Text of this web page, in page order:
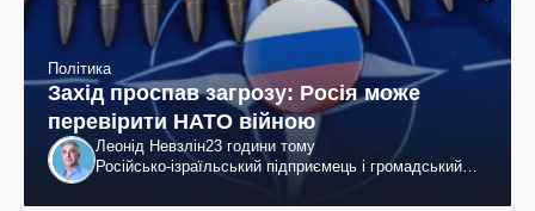
Політика
Захід проспав загрозу: Росія може
перевірити НАТО війною
Леонід Невзлін23 години тому
Російсько-ізраїльський підприємець і громадський